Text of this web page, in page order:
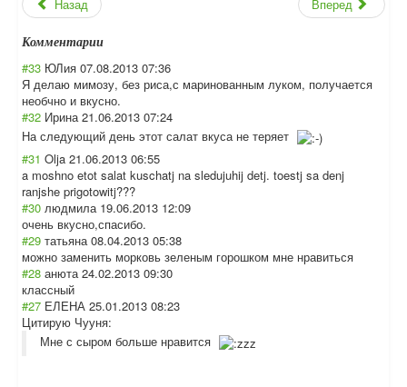
Назад Вперед
Комментарии
#33 ЮЛия 07.08.2013 07:36
Я делаю мимозу, без риса,с маринованным луком, получается
необчно и вкусно.
#32 Ирина 21.06.2013 07:24
На следующий день этот салат вкуса не теряет
#31 Olja 21.06.2013 06:55
a moshno etot salat kuschatj na sledujuhij detj. toestj sa denj
ranjshe prigotowitj???
#30 людмила 19.06.2013 12:09
очень вкусно,спасибо.
#29 татьяна 08.04.2013 05:38
можно заменить морковь зеленым горошком мне нравиться
#28 анюта 24.02.2013 09:30
классный
#27 ЕЛЕНА 25.01.2013 08:23
Цитирую Чууня:
Мне с сыром больше нравится